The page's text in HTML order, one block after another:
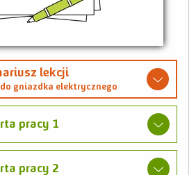
lekcji
gniazdka elektrycznego
pracy 1
pracy 2